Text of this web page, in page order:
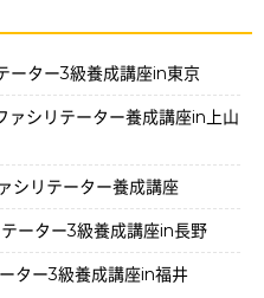
ーター3級養成講座in東京
ァシリテーター養成講座in上山
シリテーター養成講座
ーター3級養成講座in長野
ター3級養成講座in福井